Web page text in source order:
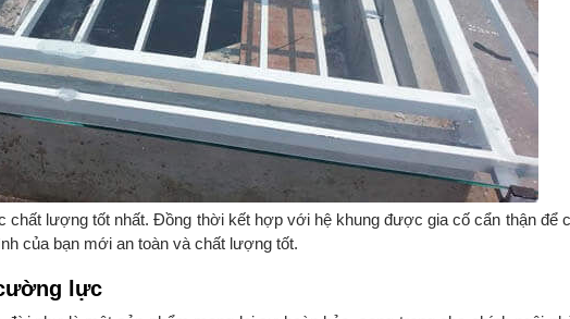
chất lượng tốt nhất. Đồng thời kết hợp với hệ khung được gia cố cẩn thận để
của bạn mới an toàn và chất lượng tốt.
lực